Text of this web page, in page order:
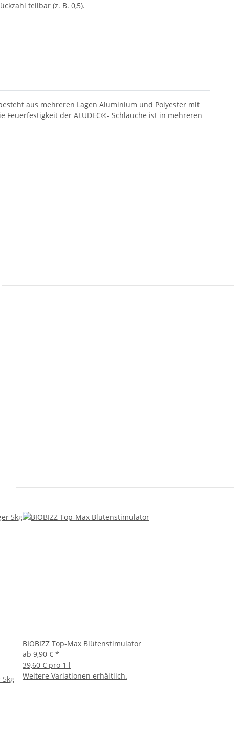
teilbar (z. B. 0,5).
aus mehreren Lagen Aluminium und Polyester mit
der ALUDEC®- Schläuche ist in mehreren
5kg
BIOBIZZ Top-Max Blütenstimulator
ab 9,90 € *
39,60 € pro 1 l
Weitere Variationen erhältlich.